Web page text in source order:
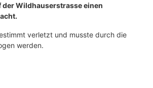
Wildhauserstrasse einen
verletzt und musste durch die
werden.